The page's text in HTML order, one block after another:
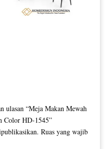
ulasan “Meja Makan Mewah
Color HD-1545”
Ruas yang wajib